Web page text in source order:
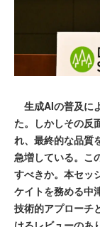
生成AIの普及に
た。しかしその反
れ、最終的な品質
急増している。こ
すべきか。本セッ
ケイトを務める中
技術的アプローチ